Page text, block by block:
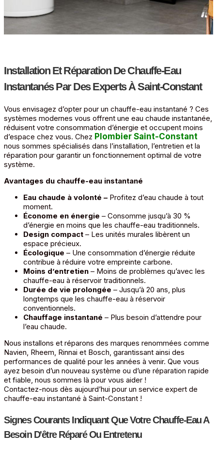
Installation Et Réparation De Chauffe-Eau
Instantanés Par Des Experts À Saint-Constant
Vous envisagez d’opter pour un chauffe-eau instantané ? Ces
systèmes modernes vous offrent une eau chaude instantanée,
réduisent votre consommation d’énergie et occupent moins
d’espace chez vous. Chez Plombier Saint-Constant
nous sommes spécialisés dans l’installation, l’entretien et la
réparation pour garantir un fonctionnement optimal de votre
système.
Avantages du chauffe-eau instantané
Eau chaude à volonté – Profitez d’eau chaude à tout
moment.
Économe en énergie – Consomme jusqu’à 30 %
d’énergie en moins que les chauffe-eau traditionnels.
Design compact – Les unités murales libèrent un
espace précieux.
Écologique – Une consommation d’énergie réduite
contribue à réduire votre empreinte carbone.
Moins d’entretien – Moins de problèmes qu’avec les
chauffe-eau à réservoir traditionnels.
Durée de vie prolongée – Jusqu’à 20 ans, plus
longtemps que les chauffe-eau à réservoir
conventionnels.
Chauffage instantané – Plus besoin d’attendre pour
l’eau chaude.
Nous installons et réparons des marques renommées comme
Navien, Rheem, Rinnai et Bosch, garantissant ainsi des
performances de qualité pour les années à venir. Que vous
ayez besoin d’un nouveau système ou d’une réparation rapide
et fiable, nous sommes là pour vous aider !
Contactez-nous dès aujourd’hui pour un service expert de
chauffe-eau instantané à Saint-Constant !
Signes Courants Indiquant Que Votre Chauffe-Eau A
Besoin D'être Réparé Ou Entretenu